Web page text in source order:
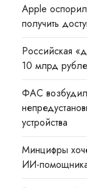
Apple
получить
Российская
10 млрд
ФАС
устройства
Минцифры
ИИ-